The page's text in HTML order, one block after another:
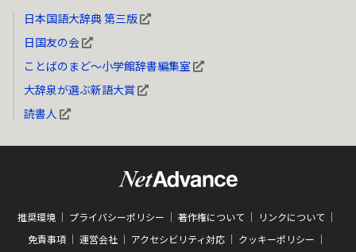
日本国語大辞典 第三版
日国友の会
ことばのまど～小学館辞書編集室
大辞泉が選ぶ新語大賞
読書人
推奨環境 プライバシーポリシー 著作権について
リンクについて
免責事項
運営会社 アクセシビリティ対応
クッキーポリシー